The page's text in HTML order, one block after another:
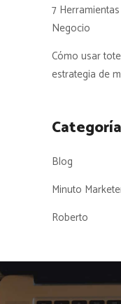
7
Negocio
Cómo usar
estrategia de
Blog
Minuto
Roberto